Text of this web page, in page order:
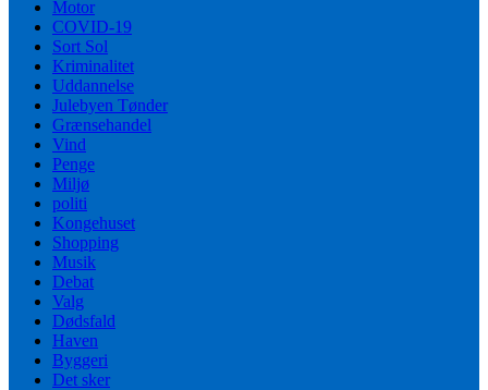
Motor
COVID-19
Sort Sol
Kriminalitet
Uddannelse
Julebyen Tønder
Grænsehandel
Vind
Penge
Miljø
politi
Kongehuset
Shopping
Musik
Debat
Valg
Dødsfald
Haven
Byggeri
Det sker